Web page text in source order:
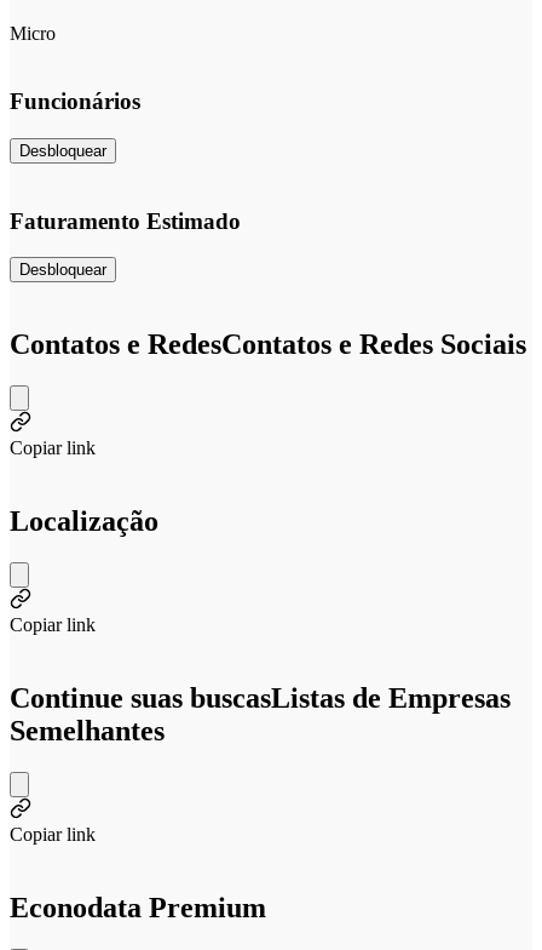
Micro
Funcionários
Desbloquear
Faturamento Estimado
Desbloquear
Contatos e RedesContatos e Redes Sociais
Copiar link
Localização
Copiar link
Continue suas buscasListas de Empresas
Semelhantes
Copiar link
Econodata Premium